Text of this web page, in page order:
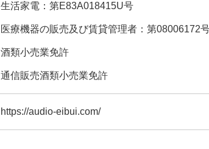
生活家電：第E83A018415U号
医療機器の販売及び賃貸管理者：第08006172
酒類小売業免許
通信販売酒類小売業免許
https://audio-eibui.com/